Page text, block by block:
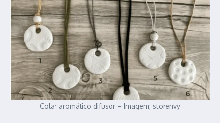
Colar aromático difusor – Imagem; storenvy